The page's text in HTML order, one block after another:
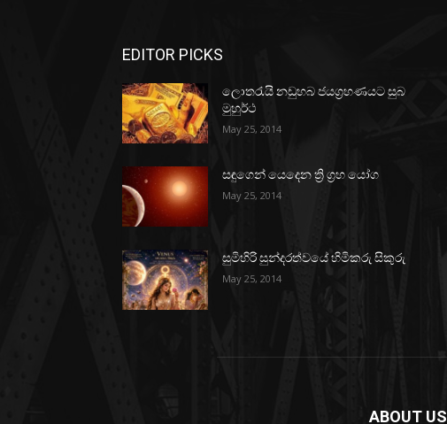
EDITOR PICKS
ලොතරැයි නඩුහබ ජයග්‍රහණයට සුබ
මුහුර්ථ
May 25, 2014
සඳුගෙන් යෙදෙන ත්‍රි ග්‍රහ යෝග
May 25, 2014
සුමිහිරි සුන්දරත්වයේ හිමිකරු සිකුරු
May 25, 2014
ABOUT US